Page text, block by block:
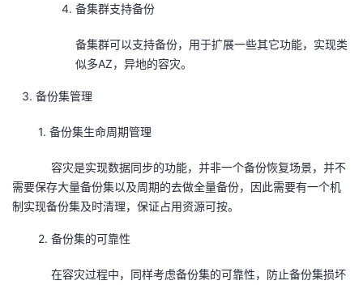
备集群支持备份
备集群可以支持备份，用于扩展一些其它功能，实现类
似多AZ，异地的容灾。
3. 备份集管理
1. 备份集生命周期管理
容灾是实现数据同步的功能，并非一个备份恢复场景，并不
需要保存大量备份集以及周期的去做全量备份，因此需要有一个机
制实现备份集及时清理，保证占用资源可按。
2. 备份集的可靠性
在容灾过程中，同样考虑备份集的可靠性，防止备份集损坏